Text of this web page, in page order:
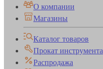
О компании
Магазины
Каталог товаров
Прокат инструмента
Распродажа